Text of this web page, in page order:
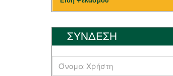
ΣΥΝΔΕΣΗ